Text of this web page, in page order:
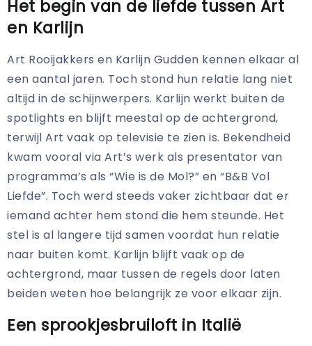
Het begin van de liefde tussen Art
en Karlijn
Art Rooijakkers en Karlijn Gudden kennen elkaar al
een aantal jaren. Toch stond hun relatie lang niet
altijd in de schijnwerpers. Karlijn werkt buiten de
spotlights en blijft meestal op de achtergrond,
terwijl Art vaak op televisie te zien is. Bekendheid
kwam vooral via Art’s werk als presentator van
programma’s als “Wie is de Mol?” en “B&B Vol
Liefde”. Toch werd steeds vaker zichtbaar dat er
iemand achter hem stond die hem steunde. Het
stel is al langere tijd samen voordat hun relatie
naar buiten komt. Karlijn blijft vaak op de
achtergrond, maar tussen de regels door laten
beiden weten hoe belangrijk ze voor elkaar zijn.
Een sprookjesbruiloft in Italië